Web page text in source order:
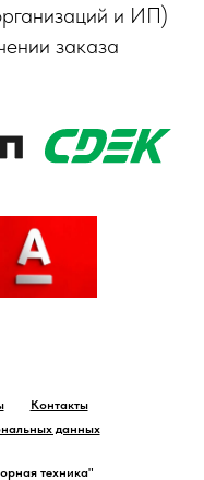
и ИП)
заказа
Контакты
данных
техника"